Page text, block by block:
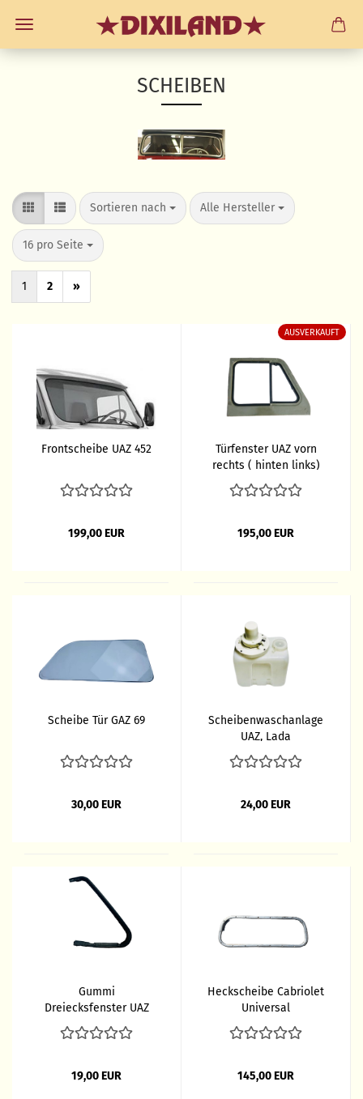
SCHEIBEN
Sortieren nach
Sortieren nach Alle Hersteller
pro Seite
16 pro Seite
pro Seite
1 2 »
Frontscheibe UAZ 452
199,00 EUR
AUSVERKAUFT
Türfenster UAZ vorn
rechts ( hinten links)
195,00 EUR
Scheibe Tür GAZ 69
30,00 EUR
Scheibenwaschanlage
UAZ, Lada
24,00 EUR
Gummi
Dreiecksfenster UAZ
469
19,00 EUR
Heckscheibe Cabriolet
Universal
145,00 EUR